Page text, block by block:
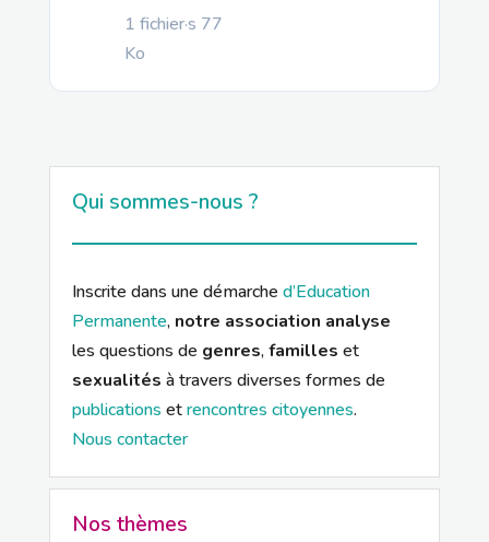
1 fichier·s 77
Ko
Qui sommes-nous ?
Inscrite dans une démarche d’Education
Permanente, notre association analyse
les questions de genres,familles et
sexualités à travers diverses formes de
publications etrencontres citoyennes.
Nous contacter
Nos thèmes